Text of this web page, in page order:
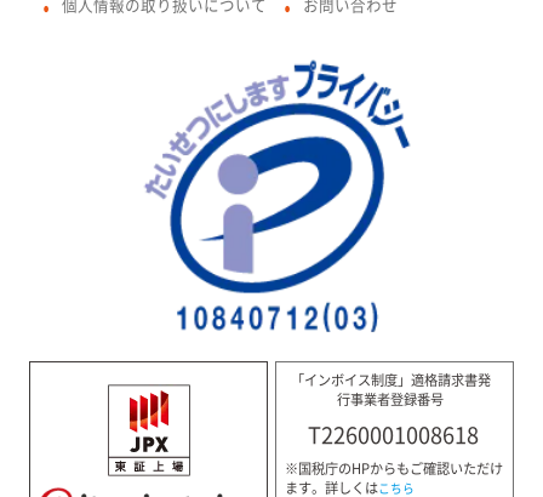
● 個人情報の取り扱いについて ● お問い合わせ
「インボイス制度」適格請求書発
行事業者登録番号
T2260001008618
※国税庁のHPからもご確認いただけ
ます。詳しくはこちら